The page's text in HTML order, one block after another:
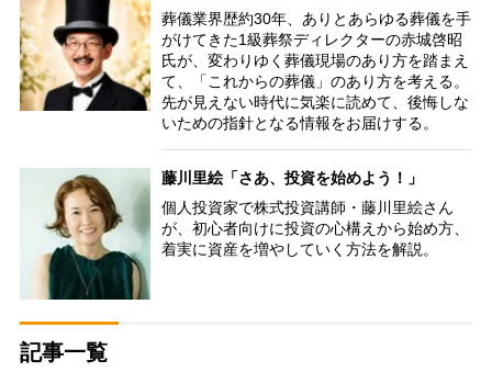
葬儀業界歴約30年、ありとあらゆる葬儀を手
がけてきた1級葬祭ディレクターの赤城啓昭
氏が、変わりゆく葬儀現場のあり方を踏まえ
て、「これからの葬儀」のあり方を考える。
先が見えない時代に気楽に読めて、後悔しな
いための指針となる情報をお届けする。
藤川里絵「さあ、投資を始めよう！」
個人投資家で株式投資講師・藤川里絵さん
が、初心者向けに投資の心構えから始め方、
着実に資産を増やしていく方法を解説。
記事一覧